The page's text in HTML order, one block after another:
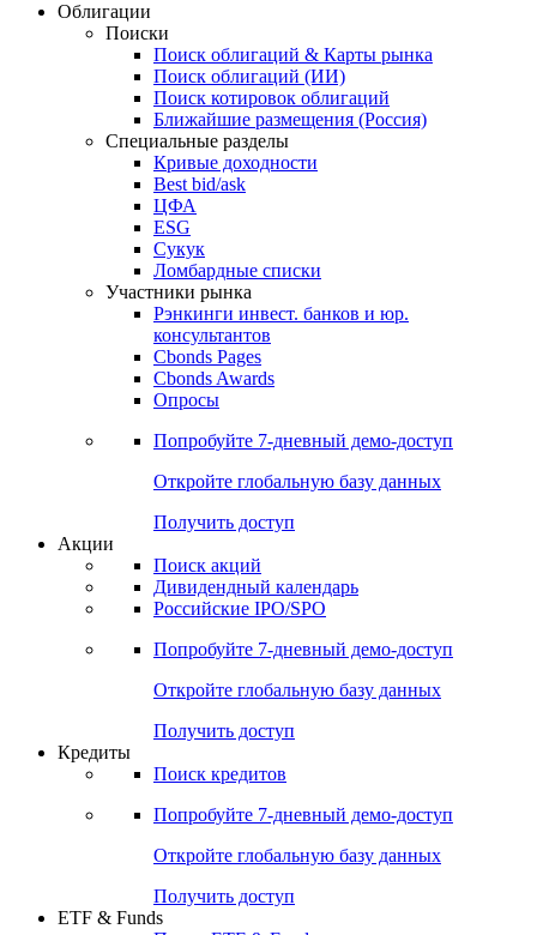
Облигации
Поиски
Поиск облигаций & Карты рынка
Поиск облигаций (ИИ)
Поиск котировок облигаций
Ближайшие размещения (Россия)
Специальные разделы
Кривые доходности
Best bid/ask
ЦФА
ESG
Сукук
Ломбардные списки
Участники рынка
Рэнкинги инвест. банков и юр.
консультантов
Cbonds Pages
Cbonds Awards
Опросы
Попробуйте 7-дневный демо-доступ
Откройте глобальную базу данных
Получить доступ
Акции
Поиск акций
Дивидендный календарь
Российские IPO/SPO
Попробуйте 7-дневный демо-доступ
Откройте глобальную базу данных
Получить доступ
Кредиты
Поиск кредитов
Попробуйте 7-дневный демо-доступ
Откройте глобальную базу данных
Получить доступ
ETF & Funds